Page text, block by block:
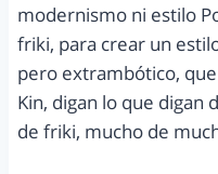
modernismo ni estilo
friki, para crear un
pero extrambótico,
Kin, digan lo que digan
de friki, mucho de